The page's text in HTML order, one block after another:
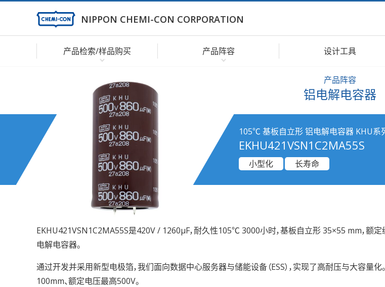
NIPPON CHEMI-CON CORPORATION
产品检索/样品购买 产品阵容 设计工具
产品阵容
铝电解电容器
105℃ 基板自立形 铝电解电容器 KHU系
EKHU421VSN1C2MA55S
小型化
长寿命
EKHU421VSN1C2MA55S是420V / 1260µF，耐久性105℃ 3000小时，基板自立形 35×55 mm，额
电解电容器。
通过开发并采用新型电极箔，我们面向数据中心服务器与储能设备（ESS），实现了高耐压与大容量
100mm、额定电压最高500V。